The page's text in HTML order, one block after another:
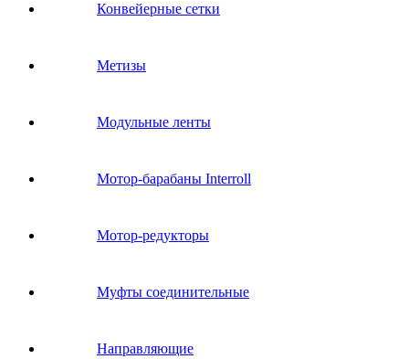
Конвейерные сетки
Метизы
Модульные ленты
Мотор-барабаны Interroll
Мотор-редукторы
Муфты соединительные
Направляющие